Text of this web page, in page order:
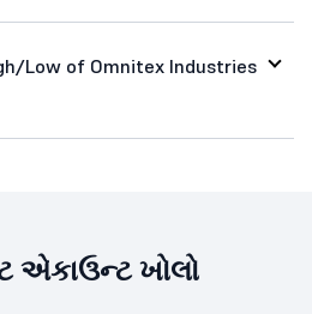
Low of Omnitex Industries
એકાઉન્ટ ખોલો